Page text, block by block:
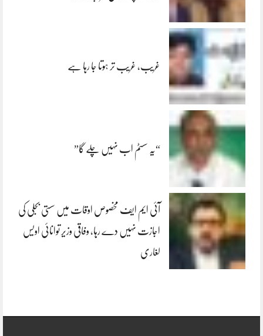
غریب، غریب تر ہوتا جا رہا ہے
“یہ سسٹم اب نہیں چلے گا”
آئی ایم ایف مخصوص اوقات میں سستی بجلی کی
اجازت نہیں دے رہا، وفاقی وزیر توانائی اویس
لغاری